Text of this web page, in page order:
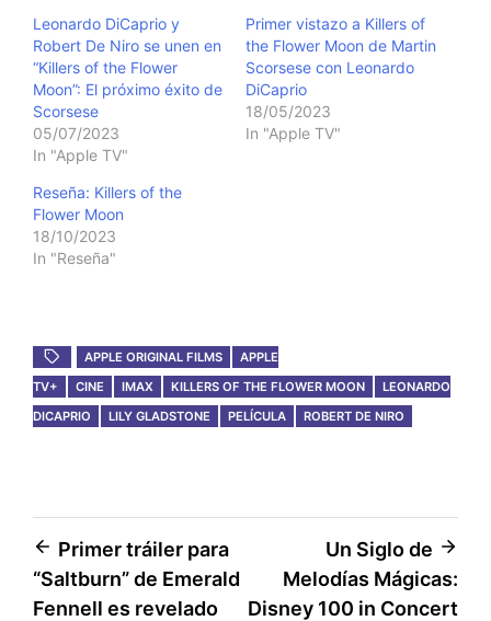
Leonardo DiCaprio y
Robert De Niro se unen en
“Killers of the Flower
Moon”: El próximo éxito de
Scorsese
05/07/2023
In "Apple TV"
Primer vistazo a Killers of
the Flower Moon de Martin
Scorsese con Leonardo
DiCaprio
18/05/2023
In "Apple TV"
Reseña: Killers of the
Flower Moon
18/10/2023
In "Reseña"
APPLE ORIGINAL FILMS
APPLE
TV+
CINE IMAX KILLERS OF THE FLOWER MOON
LEONARDO
DICAPRIO
LILY GLADSTONE PELÍCULA ROBERT DE NIRO
Post
navigation
Primer tráiler para
“Saltburn” de Emerald
Fennell es revelado
Un Siglo de
Melodías Mágicas:
Disney 100 in Concert